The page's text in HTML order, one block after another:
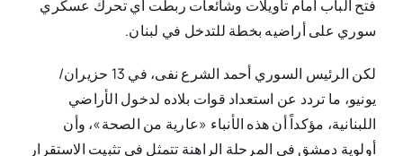
فتح الباب أمام تأويلات وشائعات ربطت أي تحرك عسكري
سوري على أراضيه بخطة للتدخل في لبنان.
لكن الرئيس السوري أحمد الشرع نفى، في 13 حزيران/
يونيو، ما تردد عن استعداد قوات بلاده لدخول الأراضي
اللبنانية، مؤكداً أن هذه الأنباء «عارية من الصحة»، وأن
أولوية دمشق في المرحلة الراهنة تتمثل في تثبيت الاستقرار